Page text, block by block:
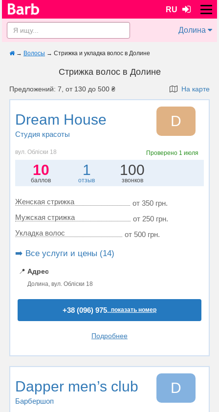
RU
Долина
→ Волосы → Стрижка и укладка волос в Долине
Стрижка волос в Долине
Предложений: 7, от 130 до 500 ₴ На карте
Dream House
Студия красоты
D
вул. Обліски 18 Проверено 1 июля
10
баллов
1
отзыв
100
звонков
Женская стрижка
от 350 грн.
Мужская стрижка
от 250 грн.
Укладка волос
от 500 грн.
➡️ Все услуги и цены (14)
📍 Адрес
Долина, вул. Обліски 18
+38 (096) 975..показать номер
Подробнее
Dapper men’s club
Барбершоп
D